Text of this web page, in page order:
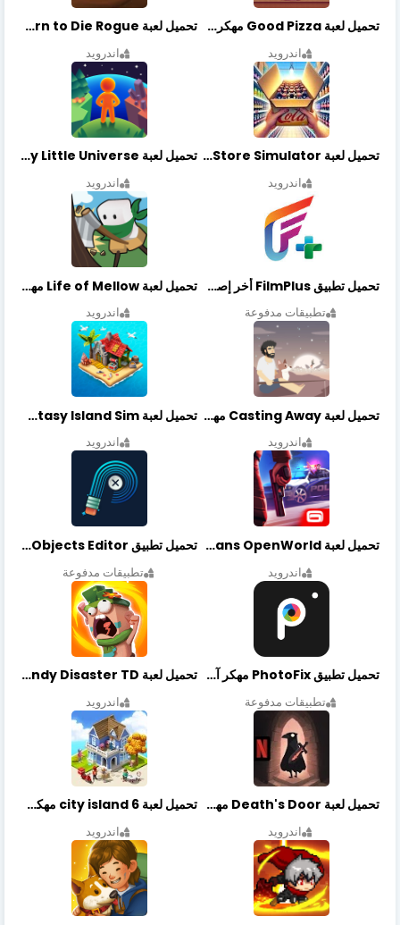
تحميل لعبة Good Pizza مهكرة اخر اصدار
اندرويد
تحميل لعبة Earn to Die Rogue مهكرة اخر اصدار
اندرويد
تحميل لعبة Retail Store Simulator مهكرة اخر اصدار
اندرويد
تحميل لعبة My Little Universe مهكرة أخر إصدار
اندرويد
تحميل تطبيق FilmPlus أخر إصدار
تطبيقات مدفوعة
تحميل لعبة Life of Mellow مهكرة أخر إصدار
اندرويد
تحميل لعبة Casting Away مهكرة أخر إصدار
اندرويد
تحميل لعبة Fantasy Island Sim مهكرة أخر إصدار
اندرويد
تحميل لعبة Gangstar New Orleans OpenWorld مهكرة أخر إصدار
اندرويد
تحميل تطبيق Retouch Remove Objects Editor مهكرة اخر إصدار
تطبيقات مدفوعة
تحميل تطبيق PhotoFix مهكر آخر إصدار
تطبيقات مدفوعة
تحميل لعبة Candy Disaster TD مهكرة اخر إصدار
اندرويد
تحميل لعبة Death's Door مهكرة أخر إصدار
اندرويد
تحميل لعبة city island 6 مهكرة أخر إصدار
اندرويد